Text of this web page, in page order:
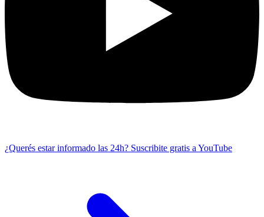
¿Querés estar informado las 24h? Suscribite gratis a YouTube